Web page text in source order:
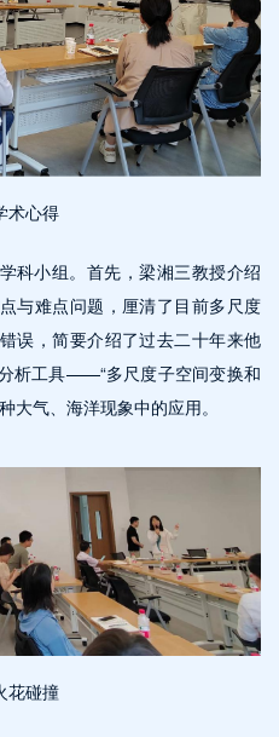
术心得
科小组。首先，梁湘三教授介绍
与难点问题，厘清了目前多尺度
误，简要介绍了过去二十年来他
析工具——“多尺度子空间变换和
大气、海洋现象中的应用。
花碰撞